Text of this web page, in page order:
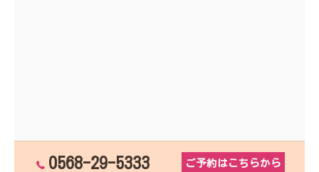
0568-29-5333 ご予約はこちらから